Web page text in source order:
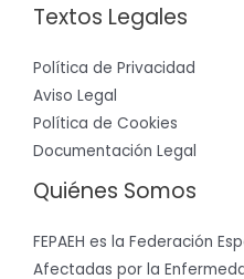
Textos Legales
Política de Privacidad
Aviso Legal
Política de Cookies
Documentación Legal
Quiénes Somos
FEPAEH es la Federación
Afectadas por la